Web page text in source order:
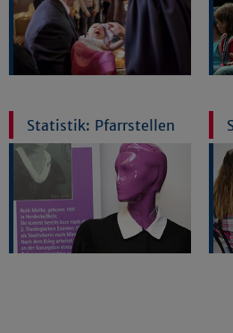
Statistik: Pfarrstellen